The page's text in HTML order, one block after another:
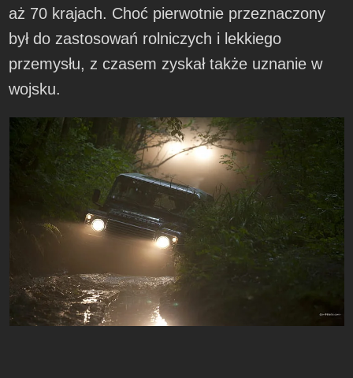
aż 70 krajach. Choć pierwotnie przeznaczony
był do zastosowań rolniczych i lekkiego
przemysłu, z czasem zyskał także uznanie w
wojsku.